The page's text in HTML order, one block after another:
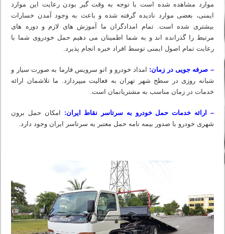
موارد مشاهده شده است با توجه به وقت گیر بودن رعایت این موارد
ایمنی، بعضی موارد نادیده گرفته شده و باعث به وجود آمدن خسارات
بیشتری شده است. تمام امدادگران ما آموزش‏ های لازم و دوره‏ های
مرتبط را گذرانده اند و به شما اطمینان می دهیم حمل خودروی شما با
رعایت تمام اصول ایمنی توسط افراد خبره انجام پذیرد.
– صرفه جویی در زمان: امداد خودرو و اتو سرویس فارما به صورت سیار و
شبانه روزی در سطح شهر تهران به فعالیت میپردازد. ما تلاشمان ارائه
خدمات در زمان مناسب به مشتریانمان است.
– ارائه خدمات حمل خودرو به سرتاسر نقاط ایران: امکان حمل برون
شهری خودرو با صدور بیمه نامه حمل معتبر به سرتاسر ایران وجود دارد.